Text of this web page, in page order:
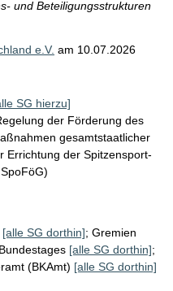
und Beteiligungsstrukturen
e.V. am 10.07.2026
SG hierzu]
der Förderung des
gesamtstaatlicher
Errichtung der Spitzensport-
[alle SG dorthin]; Gremien
[alle SG dorthin];
(BKAmt) [alle SG dorthin]